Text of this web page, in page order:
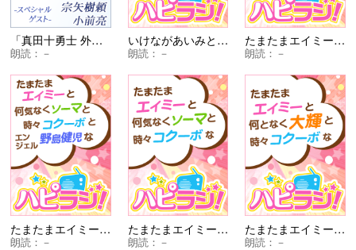
「真田十勇士 外伝 忍び里の兄弟」刊行記念ラジオ！（出演：真田アサミさん、兼高美雪さん スペシャルゲスト：宗矢樹頼さん、小前亮先生）
朗読： －
いけながあいみと斉藤壮馬と別府なるみとコクーボのハピラジ
朗読： －
たまたまエイミーと何気なくソーマと時々コクーボとにょんびりニャルミなハッピーRADIO！
朗読： －
たまたまエイミーと何気なくソーマと時々コクーボとエンジェル野島健児なハッピーRADIO！
朗読： －
たまたまエイミーと何気なくソーマと時々コクーボなハッピーRADIO!
朗読： －
たまたまエイミーと何となく大輝と時々コクーボなハッピーRADIO!
朗読： －